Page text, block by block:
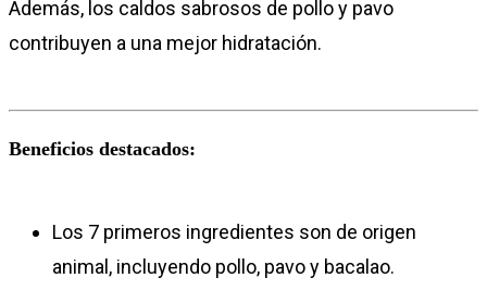
Además, los caldos sabrosos de pollo y pavo
contribuyen a una mejor hidratación.
Beneficios destacados:
Los 7 primeros ingredientes son de origen
animal, incluyendo pollo, pavo y bacalao.